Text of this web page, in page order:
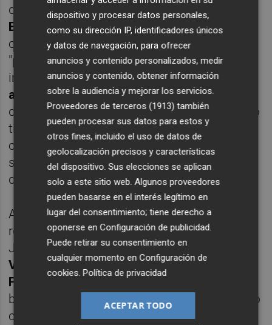
de administración deJóvenes
Blanquiazules, una sociedad limitada
constituida en febrero de 2014 para
"promover escuelas deportivas de todo tipo
incluidas las defutbol profesionaly
amateur, la comercialización de prendas
deportivas y la gestión y explotación de todo
tipo de instalaciones deportivas, gimnasios,
centros de entrenamiento, con todos los
servicios inherentes a esa actividad" y
domiciliada en las oficinas del Hércules.
Aunque no tiene ninguna actividad (su hoja
registral fue cerrada en el verano de 2018),
Jóvenes Blanquiazules sigue presidida por
Valentín Botella(presidente de la
Fundación
y vicepresidente del club
blanquiazul) y también cuenta en su consejo
como miembros con'Pepe' León
dispositivo y procesar datos personales,
como su dirección IP, identificadores únicos
y datos de navegación, para ofrecer
anuncios y contenido personalizados, medir
anuncios y contenido, obtener información
sobre la audiencia y mejorar los servicios.
Proveedores de terceros (1913) también
pueden procesar sus datos para estos y
otros fines, incluido el uso de datos de
geolocalización precisos y características
del dispositivo. Sus elecciones se aplican
solo a este sitio web. Algunos proveedores
pueden basarse en el interés legítimo en
lugar del consentimiento; tiene derecho a
oponerse enConfiguración de publicidad.
Puede retirar su consentimiento en
cualquier momento enConfiguración de
cookies.Política de privacidad
ACEPTAR TODO